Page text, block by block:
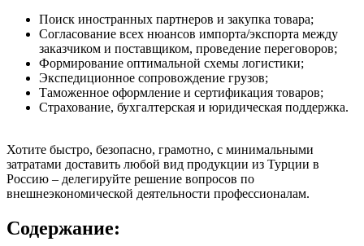
Поиск иностранных партнеров и закупка товара;
Согласование всех нюансов импорта/экспорта между
заказчиком и поставщиком, проведение переговоров;
Формирование оптимальной схемы логистики;
Экспедиционное сопровождение грузов;
Таможенное оформление и сертификация товаров;
Страхование, бухгалтерская и юридическая поддержка.
Хотите быстро, безопасно, грамотно, с минимальными
затратами доставить любой вид продукции из Турции в
Россию – делегируйте решение вопросов по
внешнеэкономической деятельности профессионалам.
Содержание: